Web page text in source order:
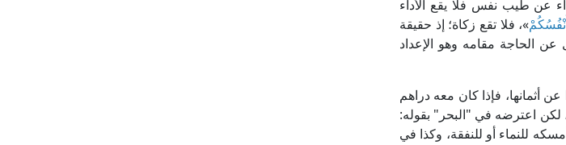
عن طيب نفس فلا يقع الأداء
»، فلا تقع زكاة؛ إذ حقيقة
الحاجة مقامه وهو الإعداد
الأصلية احترازًا عن أثمانها، فإذا كان معه دراهم
لكن اعترضه في "البحر" بقوله:
للنماء أو للنفقة، وكذا في